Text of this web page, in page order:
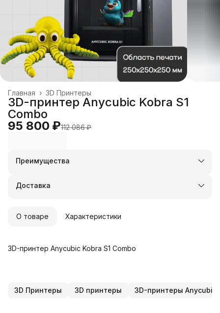
3D Принтеры
Главная ›
3D-принтер Anycubic Kobra S1
Combo
95 800 ₽112 086 ₽
Преимущества
Оплата частями в Сплит
Удобный возврат
Доставка
О товаре Характеристики
3D-принтер Anycubic Kobra S1 Combo
3D Принтеры 3D принтеры 3D-принтеры Anycubic